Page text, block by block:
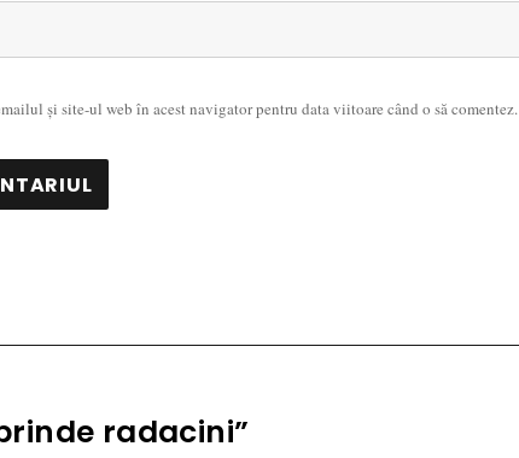
și site-ul web în acest navigator pentru data viitoare când o să comentez.
radacini”